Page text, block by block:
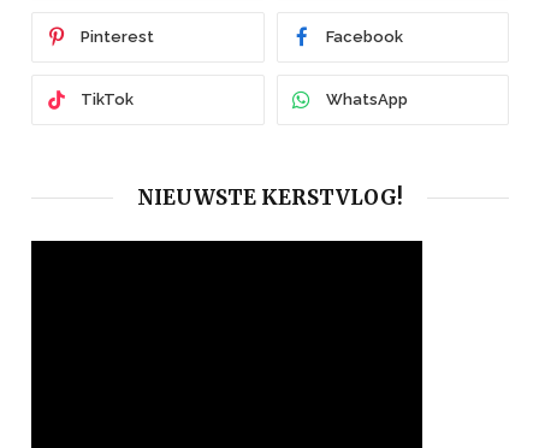
Pinterest Facebook
TikTok WhatsApp
NIEUWSTE KERSTVLOG!